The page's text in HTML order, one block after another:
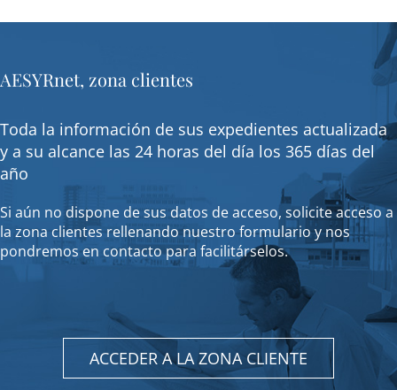
AESYRnet, zona clientes
Toda la información de sus expedientes actualizada
y a su alcance las 24 horas del día los 365 días del
año
Si aún no dispone de sus datos de acceso, solicite acceso a
la zona clientes rellenando nuestro formulario y nos
pondremos en contacto para facilitárselos.
ACCEDER A LA ZONA CLIENTE